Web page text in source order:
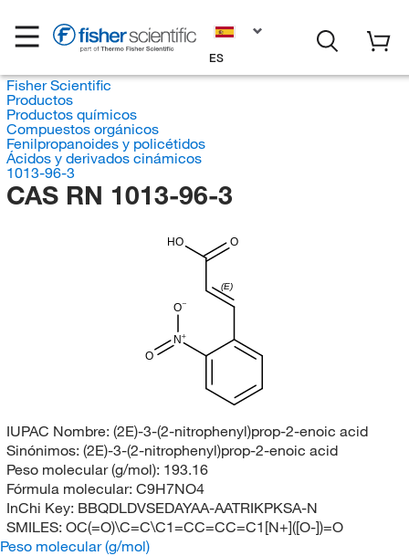
ES
Fisher Scientific
Productos
Productos químicos
Compuestos orgánicos
Fenilpropanoides y policétidos
Ácidos y derivados cinámicos
1013-96-3
CAS RN 1013-96-3
HO O
N
O
O
(E)
IUPAC Nombre: (2E)-3-(2-nitrophenyl)prop-2-enoic acid
Sinónimos: (2E)-3-(2-nitrophenyl)prop-2-enoic acid
Peso molecular (g/mol): 193.16
Fórmula molecular: C9H7NO4
InChi Key: BBQDLDVSEDAYAA-AATRIKPKSA-N
SMILES: OC(=O)\C=C\C1=CC=CC=C1[N+]([O-])=O
Peso molecular (g/mol)